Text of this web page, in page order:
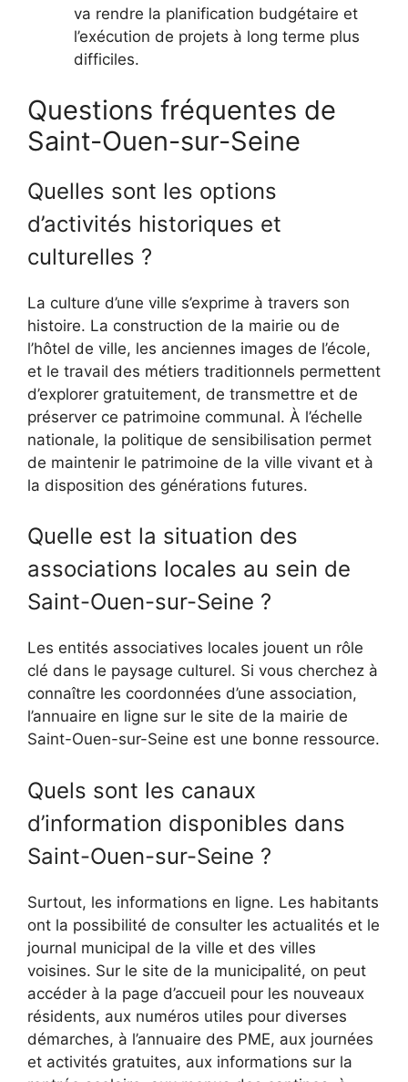
va rendre la planification budgétaire et
l’exécution de projets à long terme plus
difficiles.
Questions fréquentes de
Saint-Ouen-sur-Seine
Quelles sont les options
d’activités historiques et
culturelles ?
La culture d’une ville s’exprime à travers son
histoire. La construction de la mairie ou de
l’hôtel de ville, les anciennes images de l’école,
et le travail des métiers traditionnels permettent
d’explorer gratuitement, de transmettre et de
préserver ce patrimoine communal. À l’échelle
nationale, la politique de sensibilisation permet
de maintenir le patrimoine de la ville vivant et à
la disposition des générations futures.
Quelle est la situation des
associations locales au sein de
Saint-Ouen-sur-Seine ?
Les entités associatives locales jouent un rôle
clé dans le paysage culturel. Si vous cherchez à
connaître les coordonnées d’une association,
l’annuaire en ligne sur le site de la mairie de
Saint-Ouen-sur-Seine est une bonne ressource.
Quels sont les canaux
d’information disponibles dans
Saint-Ouen-sur-Seine ?
Surtout, les informations en ligne. Les habitants
ont la possibilité de consulter les actualités et le
journal municipal de la ville et des villes
voisines. Sur le site de la municipalité, on peut
accéder à la page d’accueil pour les nouveaux
résidents, aux numéros utiles pour diverses
démarches, à l’annuaire des PME, aux journées
et activités gratuites, aux informations sur la